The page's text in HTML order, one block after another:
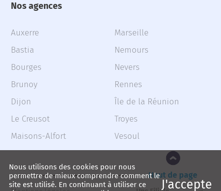
Nos agences
Auxerre
Bastia
Bourges
Brunoy
Dijon
Le Creusot
Maisons-Alfort
Marseille
Nemours
Nevers
Rennes
Île de la Réunion
Troyes
Vesoul
Haut de page
Nous utilisons des cookies pour nous
permettre de mieux comprendre comment le
site est utilisé. En continuant à utiliser ce
J'accepte